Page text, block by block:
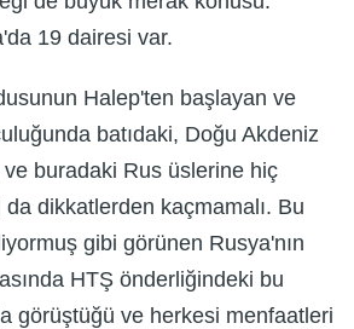
19 dairesi var.
Halep'ten başlayan ve
batıdaki, Doğu Akdeniz
ve buradaki Rus üslerine hiç
da dikkatlerden kaçmamalı. Bu
gibi görünen Rusya'nın
HTŞ önderliğindeki bu
görüştüğü ve herkesi menfaatleri